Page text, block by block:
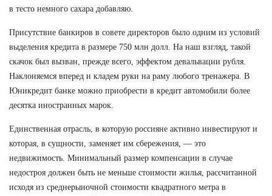
в тесто немного сахара добавляю.
Присутствие банкиров в совете директоров было одним из условий
выделения кредита в размере 750 млн долл. На наш взгляд, такой
скачок был вызван, прежде всего, эффектом девальвации рубля.
Наклоняемся вперед и кладем руки на раму любого тренажера. В
Юникредит банке можно приобрести в кредит автомобили более
десятка иностранных марок.
Единственная отрасль, в которую россияне активно инвестируют и
которая, в сущности, заменяет им сбережения, — это
недвижимость. Минимальный размер компенсации в случае
недостроя должен быть не меньше стоимости жилья, рассчитанной
исходя из среднерыночной стоимости квадратного метра в